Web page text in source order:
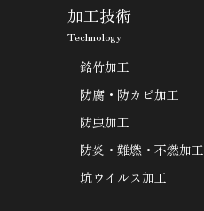
加工技術
Technology
銘竹加工
防腐・防カビ加工
防虫加工
防炎・難燃・不燃加工
坑ウイルス加工